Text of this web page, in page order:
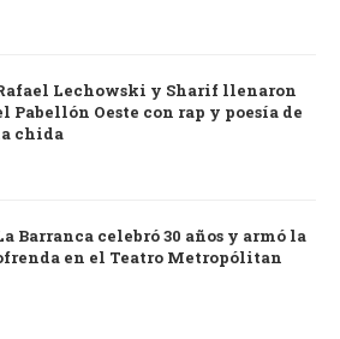
Lechowski y Sharif llenaron
Pabellón Oeste con rap y poesía de
chida
Barranca celebró 30 años y armó la
en el Teatro Metropólitan